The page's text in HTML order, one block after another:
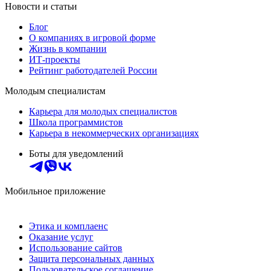
Новости и статьи
Блог
О компаниях в игровой форме
Жизнь в компании
ИТ-проекты
Рейтинг работодателей России
Молодым специалистам
Карьера для молодых специалистов
Школа программистов
Карьера в некоммерческих организациях
Боты для уведомлений
Мобильное приложение
Этика и комплаенс
Оказание услуг
Использование сайтов
Защита персональных данных